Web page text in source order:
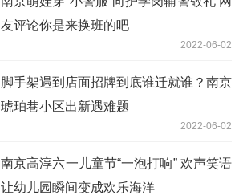
友评论你是来换班的吧
2022-06-02
脚手架遇到店面招牌到底谁迁就谁？南京
琥珀巷小区出新遇难题
2022-06-02
南京高淳六一儿童节“一泡打响” 欢声笑语
让幼儿园瞬间变成欢乐海洋